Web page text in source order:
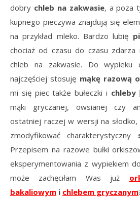
dobry chleb na zakwasie, a poza
kupnego pieczywa znajdują się
na przykład mleko. Bardzo lubię
chociaż od czasu do czasu
chleb na zakwasie. Do wypieku
najczęściej stosuję mąkę razową
mi się piec także bułeczki i chleby
mąki gryczanej, owsianej czy
ostatniej raczej w wersji na słodko,
zmodyfikować charakterystyczny
Przepisem na razowe bułki
eksperymentowania z wypiekiem
może zachęciłam Was już
bakaliowym i chlebem gryczanym